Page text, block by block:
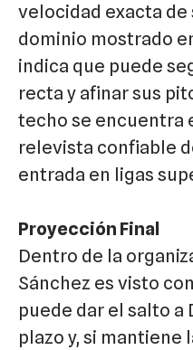
velocidad exacta de
dominio mostrado
indica que puede
recta y afinar sus
techo se encuentra
relevista confiable
entrada en ligas
Proyección Final
Dentro de la
Sánchez es visto
puede dar el salto a
plazo y, si mantiene